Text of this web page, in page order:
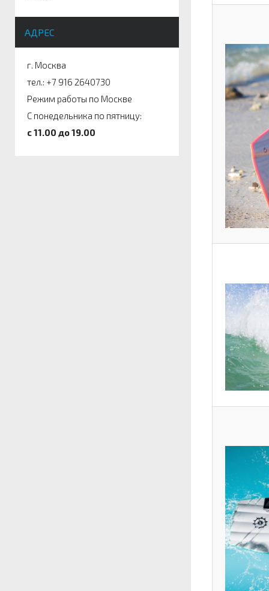
АДРЕС
г. Москва
тел.: +7 916 2640730
Режим работы по Москве
С понедельника по пятницу:
c 11.00 до 19.00